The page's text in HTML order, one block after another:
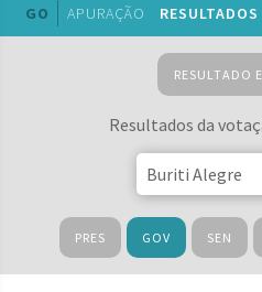
GO APURAÇÃO RESULTADOS
RESULTADO
Resultados da
PRES GOV SEN